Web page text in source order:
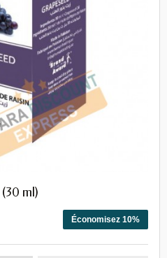
ml)
Économisez 10%